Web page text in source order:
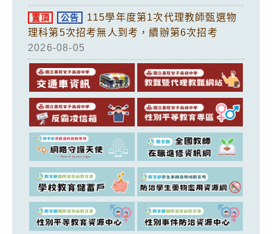
置頂 公告
115學年度第1次代理教師甄選物
理科第5次招考無人到考，續辦第6次招考
2026-08-05